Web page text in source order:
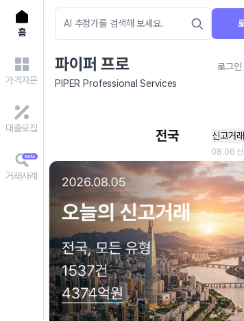
홈
가격자문
대출모집
거래사례
파이퍼 프로
로그
PIPER Professional Services